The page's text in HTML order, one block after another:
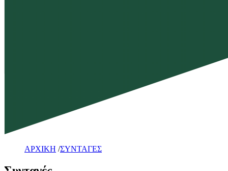
ΑΡΧΙΚΗ /ΣΥΝΤΑΓΕΣ